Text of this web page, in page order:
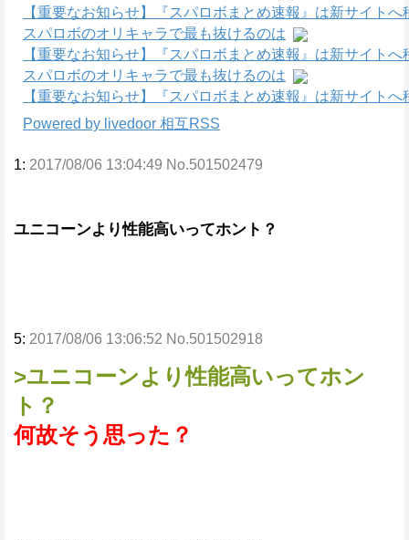
【重要なお知らせ】『スパロボまとめ速報』は新サイトへ
スパロボのオリキャラで最も抜けるのは
【重要なお知らせ】『スパロボまとめ速報』は新サイトへ
スパロボのオリキャラで最も抜けるのは
【重要なお知らせ】『スパロボまとめ速報』は新サイトへ
Powered by livedoor 相互RSS
1: 2017/08/06 13:04:49 No.501502479
ユニコーンより性能高いってホント？
5: 2017/08/06 13:06:52 No.501502918
>ユニコーンより性能高いってホン
ト？
何故そう思った？